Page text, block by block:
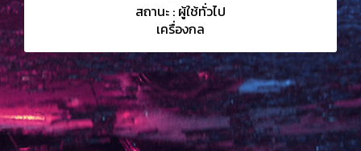
สถานะ : ผู้ใช้ทั่วไป
เครื่องกล